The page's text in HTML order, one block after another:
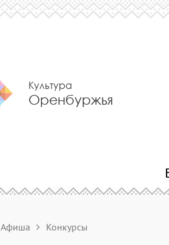
Культура
Оренбуржья
Афиша Конкурсы